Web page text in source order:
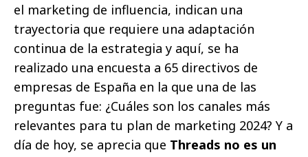
el marketing de influencia, indican una
trayectoria que requiere una adaptación
continua de la estrategia y aquí, se ha
realizado una encuesta a 65 directivos de
empresas de España en la que una de las
preguntas fue: ¿Cuáles son los canales más
relevantes para tu plan de marketing 2024? Y a
día de hoy, se aprecia que Threads no es un